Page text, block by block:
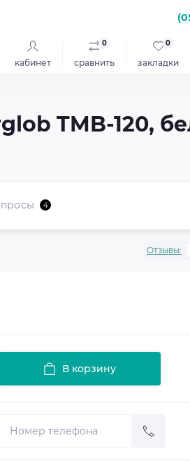
кабинет сравнить
0
закладки
0
TMB-120,
4
Отзывы:
В корзину